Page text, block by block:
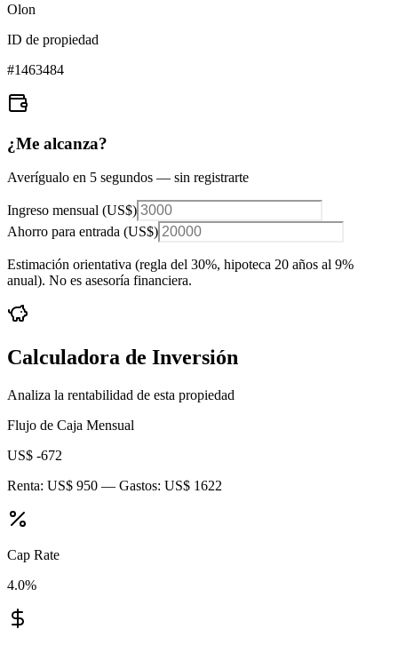
Olon
ID de propiedad
#1463484
¿Me alcanza?
Averígualo en 5 segundos — sin registrarte
Ingreso mensual (US$)
Ahorro para entrada (US$)
Estimación orientativa (regla del 30%, hipoteca 20 años al 9%
anual). No es asesoría financiera.
Calculadora de Inversión
Analiza la rentabilidad de esta propiedad
Flujo de Caja Mensual
US$ -672
Renta: US$ 950 — Gastos: US$ 1622
Cap Rate
4.0%